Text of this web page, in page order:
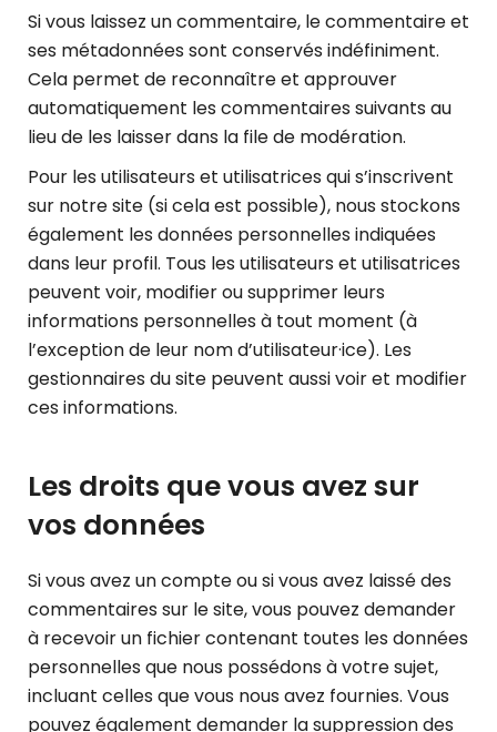
Si vous laissez un commentaire, le commentaire et
ses métadonnées sont conservés indéfiniment.
Cela permet de reconnaître et approuver
automatiquement les commentaires suivants au
lieu de les laisser dans la file de modération.
Pour les utilisateurs et utilisatrices qui s’inscrivent
sur notre site (si cela est possible), nous stockons
également les données personnelles indiquées
dans leur profil. Tous les utilisateurs et utilisatrices
peuvent voir, modifier ou supprimer leurs
informations personnelles à tout moment (à
l’exception de leur nom d’utilisateur·ice). Les
gestionnaires du site peuvent aussi voir et modifier
ces informations.
Les droits que vous avez sur
vos données
Si vous avez un compte ou si vous avez laissé des
commentaires sur le site, vous pouvez demander
à recevoir un fichier contenant toutes les données
personnelles que nous possédons à votre sujet,
incluant celles que vous nous avez fournies. Vous
pouvez également demander la suppression des